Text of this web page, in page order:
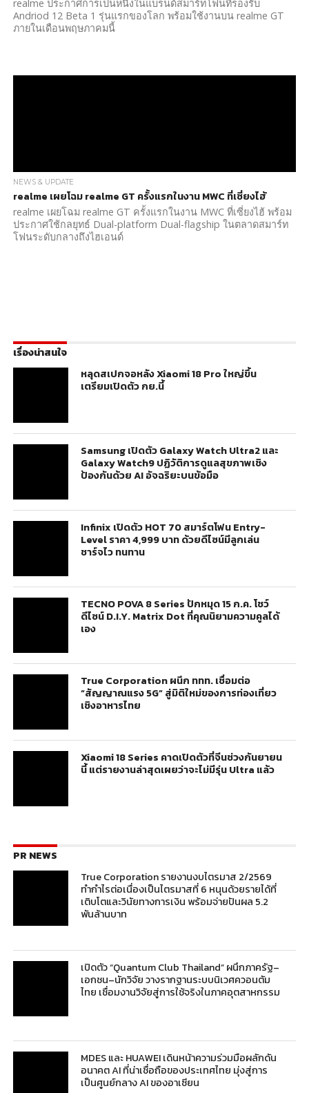
realme ประกาศการเป็นหนึ่งในแบรนด์สมาร์ทโฟนที่รองรับ
Andriod 12 Beta 1 รุ่นแรกของโลก พร้อมใช้งานบน realme GT
ภายในเดือนพฤษภาคมนี้
NEWS & UPDATE
realme เผยโฉม realme GT ครั้งแรกในงาน MWC ที่เซี่ยงไฮ้
realme เผยโฉม realme GT ครั้งแรกในงาน MWC ที่เซี่ยงไฮ้ พร้อม
ประกาศใช้กลยุทธ์ Dual-platform Dual-flagship ในตลาดสมาร์ท
โฟนระดับกลางถึงไฮเอนด์
เรื่องน่าสนใจ
หลุดสเปกจอหลัง Xiaomi 18 Pro ใหญ่ขึ้น
เตรียมเปิดตัว กย.นี้
Samsung เปิดตัว Galaxy Watch Ultra2 และ
Galaxy Watch9 ปฏิวัติการดูแลสุขภาพเชิง
ป้องกันด้วย AI อัจฉริยะบนข้อมือ
Infinix เปิดตัว HOT 70 สมาร์ตโฟน Entry-
Level ราคา 4,999 บาท ด้วยดีไซน์มีลูกเล่น
ชาร์จไว ทนทาน
TECNO POVA 8 Series ปักหมุด 15 ก.ค. โชว์
ดีไซน์ D.I.Y. Matrix Dot ที่คุณนิยามความคูลได้
เอง
True Corporation ผนึก ททท. เชื่อมต่อ
“สัญญาณแรง 5G” สู่มิติใหม่ของการท่องเที่ยว
เชิงอาหารไทย
Xiaomi 18 Series คาดเปิดตัวที่จีนช่วงกันยายน
นี้ แต่รายงานล่าสุดเผยว่าจะไม่มีรุ่น Ultra แล้ว
PR NEWS
True Corporation รายงานงบไตรมาส 2/2569
ทำกำไรต่อเนื่องเป็นไตรมาสที่ 6 หนุนด้วยรายได้ที่
เติบโตและวินัยทางการเงิน พร้อมจ่ายปันผล 5.2
พันล้านบาท
เปิดตัว “Quantum Club Thailand” ผนึกภาครัฐ–
เอกชน–นักวิจัย วางรากฐานระบบนิเวศควอนตัม
ไทย เชื่อมงานวิจัยสู่การใช้จริงในภาคอุตสาหกรรม
MDES และ HUAWEI เดินหน้าความร่วมมือผลักดัน
อนาคต AI ที่น่าเชื่อถือของประเทศไทย มุ่งสู่การ
เป็นศูนย์กลาง AI ของอาเซียน